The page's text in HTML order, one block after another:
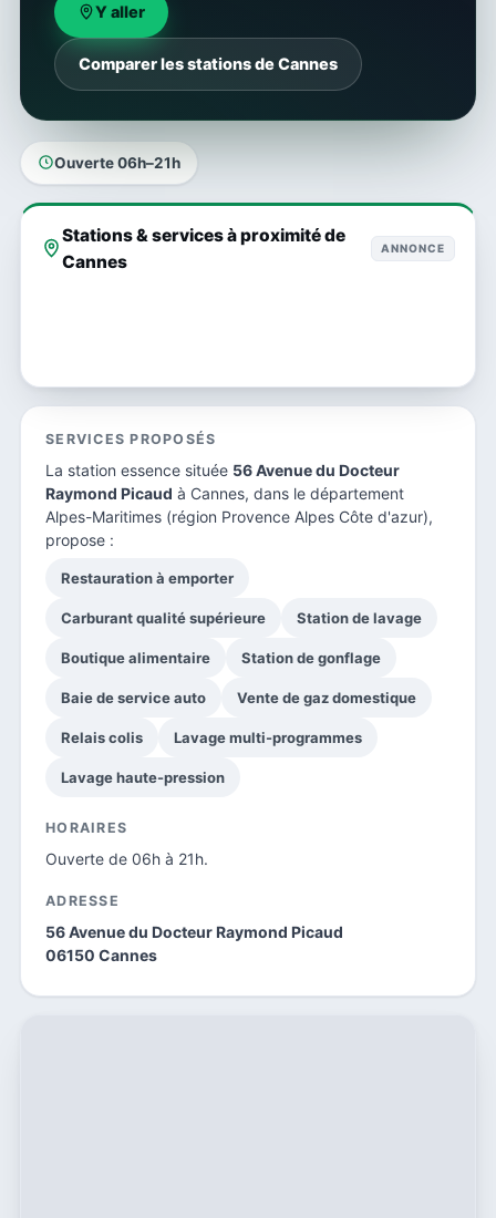
Y aller
Comparer les stations de Cannes
Ouverte 06h–21h
Stations & services à proximité de
Cannes
ANNONCE
SERVICES PROPOSÉS
La station essence située 56 Avenue du Docteur
Raymond Picaud à Cannes, dans le département
Alpes-Maritimes (région Provence Alpes Côte d'azur),
propose :
Restauration à emporter
Carburant qualité supérieure Station de lavage
Boutique alimentaire Station de gonflage
Baie de service auto Vente de gaz domestique
Relais colis Lavage multi-programmes
Lavage haute-pression
HORAIRES
Ouverte de 06h à 21h.
ADRESSE
56 Avenue du Docteur Raymond Picaud
06150 Cannes